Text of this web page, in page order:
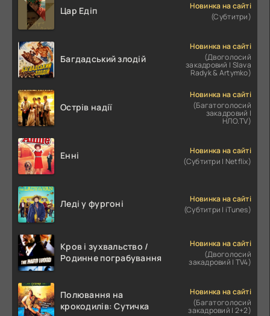
Цар Едіп
Новинка на сайті
(Субтитри)
Багдадський злодій
Новинка на сайті
(Двоголосий
закадровий | Slava
Radyk & Artymko)
Острів надії
Новинка на сайті
(Багатоголосий
закадровий |
НЛО.TV)
Енні
Новинка на сайті
(Субтитри | Netflix)
Леді у фургоні
Новинка на сайті
(Субтитри | iTunes)
Кров і зухвальство /
Родинне пограбування
Новинка на сайті
(Двоголосий
закадровий | TV4)
Полювання на
крокодилів: Сутичка
Новинка на сайті
(Багатоголосий
закадровий | 2+2)